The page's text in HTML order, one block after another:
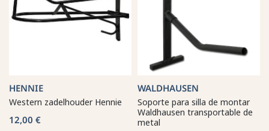
HENNIE
Western zadelhouder Hennie
12,00 €
WALDHAUSEN
Soporte para silla de montar
Waldhausen transportable de
metal